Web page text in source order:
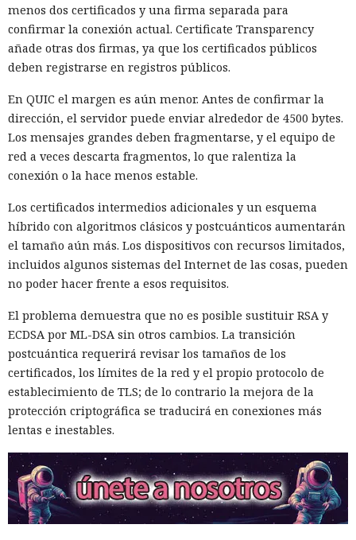
menos dos certificados y una firma separada para
confirmar la conexión actual. Certificate Transparency
añade otras dos firmas, ya que los certificados públicos
deben registrarse en registros públicos.
En QUIC el margen es aún menor. Antes de confirmar la
dirección, el servidor puede enviar alrededor de 4500 bytes.
Los mensajes grandes deben fragmentarse, y el equipo de
red a veces descarta fragmentos, lo que ralentiza la
conexión o la hace menos estable.
Los certificados intermedios adicionales y un esquema
híbrido con algoritmos clásicos y postcuánticos aumentarán
el tamaño aún más. Los dispositivos con recursos limitados,
incluidos algunos sistemas del Internet de las cosas, pueden
no poder hacer frente a esos requisitos.
El problema demuestra que no es posible sustituir RSA y
ECDSA por ML-DSA sin otros cambios. La transición
postcuántica requerirá revisar los tamaños de los
certificados, los límites de la red y el propio protocolo de
establecimiento de TLS; de lo contrario la mejora de la
protección criptográfica se traducirá en conexiones más
lentas e inestables.
Mientras veías una película, tu
televisor Samsung pudo haber
estado canalizando durante
horas tráfico ajeno por tu red
doméstica.